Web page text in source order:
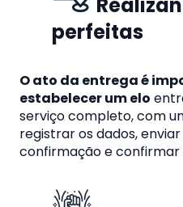
perfeitas
O ato da entrega é
estabelecer um elo
serviço completo, com
registrar os dados,
confirmação e confirmar